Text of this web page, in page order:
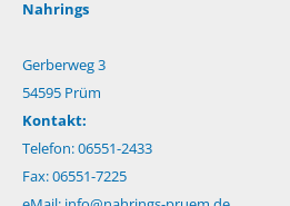
Nahrings
Gerberweg 3
54595 Prüm
Kontakt:
Telefon: 06551-2433
Fax: 06551-7225